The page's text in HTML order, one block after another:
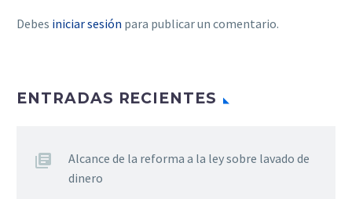
Debes iniciar sesión para publicar un comentario.
ENTRADAS RECIENTES
Alcance de la reforma a la ley sobre lavado de
dinero